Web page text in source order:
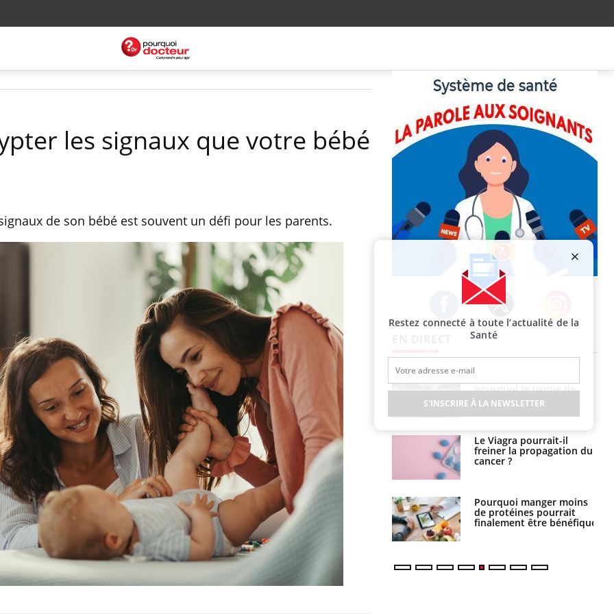
les signaux que votre bébé
de son bébé est souvent un défi pour les parents.
Facebook Twitter Instagram
Chikungunya, dengue,
West Nile : que se passe-
t-il dans le sud de la
France ?
Les médicaments GLP-1
protègent-ils aussi les os
Cytomégalovirus : ce qui
change dans la prise en
charge des femmes
enceintes
La sieste empêche-t-elle
de dormir la nuit ?
VIH : la fin du comprimé
tous les jours se profile-t-
elle enfin ?
Pourquoi votre ventre
gâche-t-il les premiers
jours de vos vacances ?
pourquoi le risque de
noyade grimpe-t-il ?
Le Viagra pourrait-il
freiner la propagation du
cancer ?
Pourquoi manger moins
de protéines pourrait
finalement être bénéfique
Restez connecté à toute l’actualité de la
Santé
S'INSCRIRE À LA NEWSLETTER